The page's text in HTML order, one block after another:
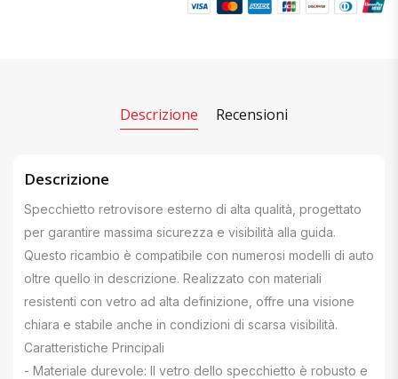
Descrizione Recensioni
Descrizione
Specchietto retrovisore esterno di alta qualità, progettato
per garantire massima sicurezza e visibilità alla guida.
Questo ricambio è compatibile con numerosi modelli di auto
oltre quello in descrizione. Realizzato con materiali
resistenti con vetro ad alta definizione, offre una visione
chiara e stabile anche in condizioni di scarsa visibilità.
Caratteristiche Principali
- Materiale durevole: Il vetro dello specchietto è robusto e